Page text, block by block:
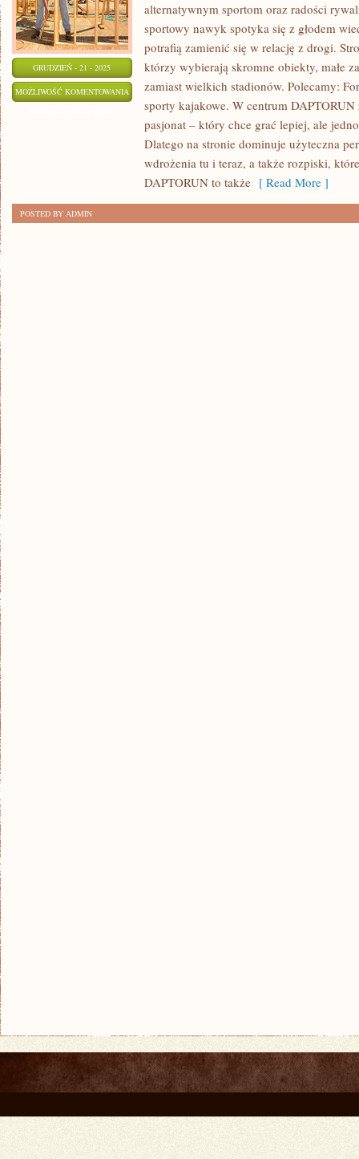
GRUDZIEŃ - 21 - 2025
MOŻLIWOŚĆ KOMENTOWANIA KRYKIET
TRIATHLON
alternatywnym sportom oraz radości
sportowy nawyk spotyka się z głodem
potrafią zamienić się w relację z drogi.
którzy wybierają skromne obiekty, małe
zamiast wielkich stadionów. Polecamy:
sporty kajakowe. W centrum
pasjonat – który chce grać lepiej, ale
Dlatego na stronie dominuje użyteczna
wdrożenia tu i teraz, a także rozpiski,
DAPTORUN to także [ Read More ]
POSTED BY ADMIN